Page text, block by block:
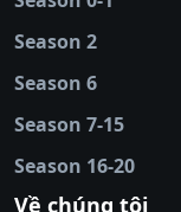
đĩa
|bắn cá đổi
thưởng
fly88
| new88
tv
|hitclub
win
|Xoilac
Season 2
Season 6
Season 7-15
Season 16-20
Về chúng tôi